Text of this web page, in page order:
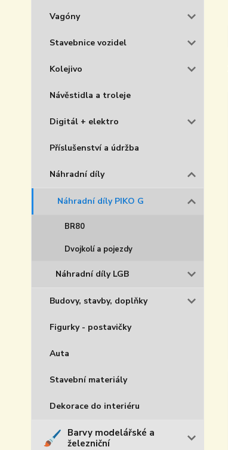
Vagóny
Stavebnice vozidel
Kolejivo
Návěstidla a troleje
Digitál + elektro
Příslušenství a údržba
Náhradní díly
Náhradní díly PIKO G
BR80
Dvojkolí a pojezdy
Náhradní díly LGB
Budovy, stavby, doplňky
Figurky - postavičky
Auta
Stavební materiály
Dekorace do interiéru
Barvy modelářské a
železniční